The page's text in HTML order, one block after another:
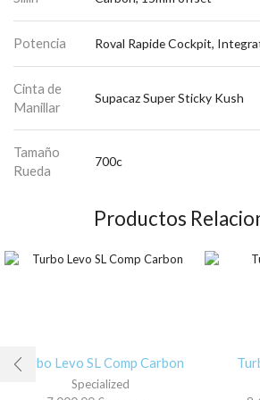
Potencia Roval Rapide Cockpit,
Cinta de
Manillar
Supacaz Super Sticky Kush
Tamaño
Rueda
700c
Productos
Turbo Levo SL Comp Carbon
Specialized